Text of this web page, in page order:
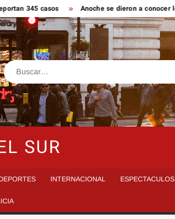
casos Anoche se dieron a conocer los
Buscar
SUR
INTERNACIONAL ESPECTACULOS